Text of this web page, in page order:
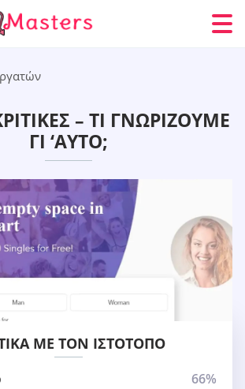
– ΤΙ ΓΝΩΡΊΖΟΥΜΕ
ΓΙ ‘ΑΥΤΌ;
ΜΕ ΤΟΝ ΙΣΤΌΤΟΠΟ
66%